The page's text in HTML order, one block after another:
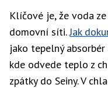
Klíčové je, že voda
domovní síti.Jak
jako tepelný
kde odvede teplo z
zpátky do Seiny. V